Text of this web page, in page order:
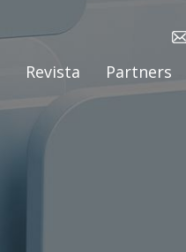
Revista Partners